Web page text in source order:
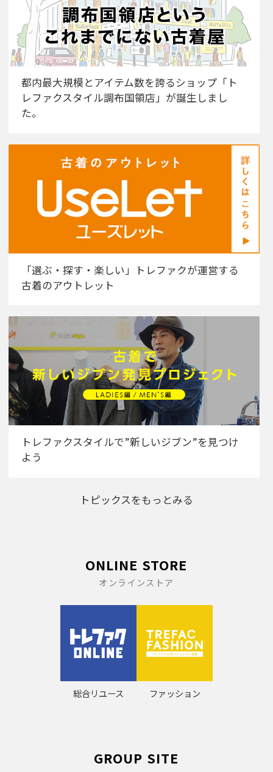
都内最大規模とアイテム数を誇るショップ「ト
レファクスタイル調布国領店」が誕生しまし
た。
「選ぶ・探す・楽しい」トレファクが運営する
古着のアウトレット
トレファクスタイルで”新しいジブン”を見つけ
よう
トピックスをもっとみる
ONLINE STORE
オンラインストア
総合リユース ファッション
GROUP SITE